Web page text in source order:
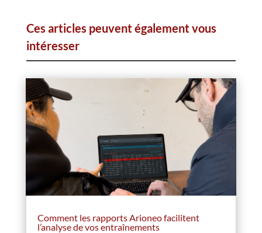
Ces articles peuvent également vous
intéresser
Comment les rapports Arioneo facilitent
l’analyse de vos entraînements